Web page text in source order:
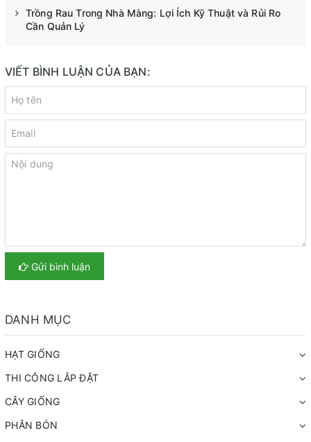
Trồng Rau Trong Nhà Màng: Lợi Ích Kỹ Thuật và Rủi Ro
Cần Quản Lý
VIẾT BÌNH LUẬN CỦA BẠN:
Gửi bình luận
DANH MỤC
HẠT GIỐNG
THI CÔNG LẮP ĐẶT
CÂY GIỐNG
PHÂN BÓN